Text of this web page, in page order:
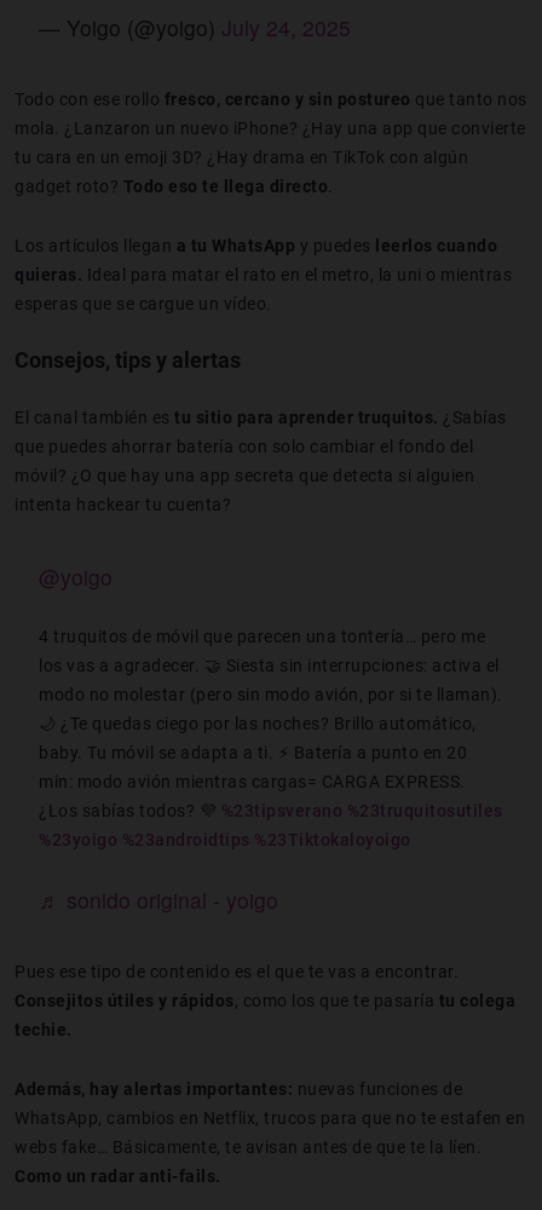
— Yoigo (@yoigo) July 24, 2025
Todo con ese rollo fresco, cercano y sin postureo que tanto nos
mola. ¿Lanzaron un nuevo iPhone? ¿Hay una app que convierte
tu cara en un emoji 3D? ¿Hay drama en TikTok con algún
gadget roto? Todo eso te llega directo.
Los artículos llegan a tu WhatsApp y puedes
leerlos cuando
quieras. Ideal para matar el rato en el metro, la uni o mientras
esperas que se cargue un vídeo.
Consejos, tips y alertas
El canal también es tu sitio para aprender truquitos. ¿Sabías
que puedes ahorrar batería con solo cambiar el fondo del
móvil? ¿O que hay una app secreta que detecta si alguien
intenta hackear tu cuenta?
@yoigo
4 truquitos de móvil que parecen una tontería… pero me
los vas a agradecer. 🤝 Siesta sin interrupciones: activa el
modo no molestar (pero sin modo avión, por si te llaman).
🌙 ¿Te quedas ciego por las noches? Brillo automático,
baby. Tu móvil se adapta a ti. ⚡ Batería a punto en 20
min: modo avión mientras cargas= CARGA EXPRESS.
¿Los sabías todos? 💜 %23tipsverano %23truquitosutiles
%23yoigo %23androidtips %23Tiktokaloyoigo
♬ sonido original - yoigo
Pues ese tipo de contenido es el que te vas a encontrar.
Consejitos útiles y rápidos, como los que te pasaría tu colega
techie.
Además, hay alertas importantes: nuevas funciones de
WhatsApp, cambios en Netflix, trucos para que no te estafen en
webs fake… Básicamente, te avisan antes de que te la líen.
Como un radar anti-fails.